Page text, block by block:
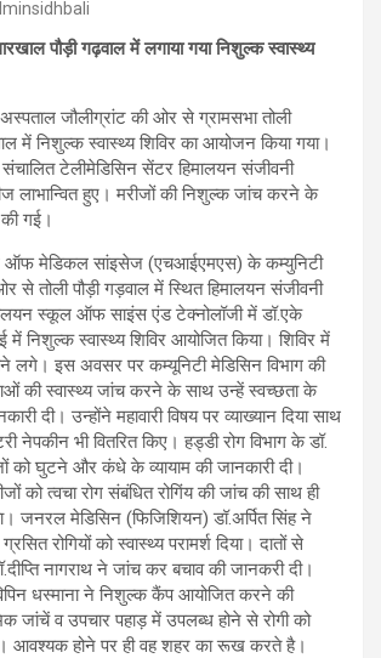
पौड़ी गढ़वाल में लगाया गया निशुल्क स्वास्थ्य
जौलीग्रांट की ओर से ग्रामसभा तोली
में निशुल्क स्वास्थ्य शिविर का आयोजन किया गया।
टेलीमेडिसिन सेंटर हिमालयन संजीवनी
लाभान्वित हुए। मरीजों की निशुल्क जांच करने के
की गई।
ऑफ मेडिकल सांइसेज (एचआईएमएस) के कम्युनिटी
से तोली पौड़ी गड़वाल में स्थित हिमालयन संजीवनी
स्कूल ऑफ साइंस एंड टेक्नोलॉजी में डॉ.एके
में निशुल्क स्वास्थ्य शिविर आयोजित किया। शिविर में
लगे। इस अवसर पर कम्यूनिटी मेडिसिन विभाग की
की स्वास्थ्य जांच करने के साथ उन्हें स्वच्छता के
दी। उन्होंने महावारी विषय पर व्याख्यान दिया साथ
नेपकीन भी वितरित किए। हड्डी रोग विभाग के डॉ.
को घुटने और कंधे के व्यायाम की जानकारी दी।
को त्वचा रोग संबंधित रोगिंय की जांच की साथ ही
जनरल मेडिसिन (फिजिशियन) डॉ.अर्पित सिंह ने
रोगियों को स्वास्थ्य परामर्श दिया। दातों से
नागराथ ने जांच कर बचाव की जानकरी दी।
धस्माना ने निशुल्क कैंप आयोजित करने की
जांचें व उपचार पहाड़ में उपलब्ध होने से रोगी को
आवश्यक होने पर ही वह शहर का रूख करते है।